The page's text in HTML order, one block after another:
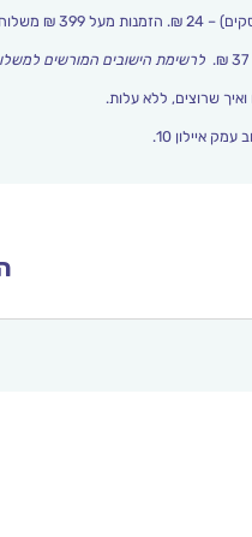
לרשימת הישובים המורשים
שרוצים, ללא עלות.
איילון 10.